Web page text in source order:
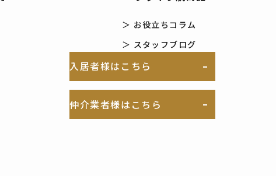
＞ お役立ちコラム
＞ スタッフブログ
入居者様はこちら
仲介業者様はこちら